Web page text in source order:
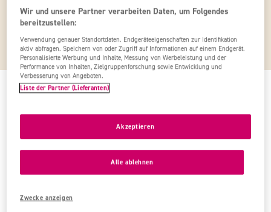
Deine Filter: alle löschen
Keine Ergebnisse
Leider konnten wir keine Angebote für deine Anfrage
finden. Bitte versuche, wenn möglich, deine Eingaben
zu ändern.
Zu allen Angeboten
Falls du Hilfe brauchst, rufe unsere Hotline unter
Wir und unsere Partner verarbeiten Daten, um Folgendes
bereitzustellen:
Verwendung genauer Standortdaten. Endgeräteeigenschaften zur Identifikation
aktiv abfragen. Speichern von oder Zugriff auf Informationen auf einem Endgerät.
Personalisierte Werbung und Inhalte, Messung von Werbeleistung und der
Performance von Inhalten, Zielgruppenforschung sowie Entwicklung und
Verbesserung von Angeboten.
Liste der Partner (Lieferanten)
Zwecke anzeigen
Alle ablehnen
Akzeptieren